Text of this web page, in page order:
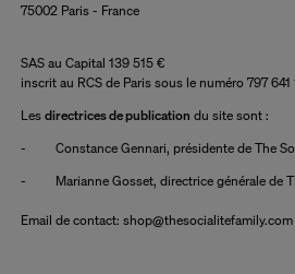
75002 Paris - France
SAS au Capital 139 515 €
inscrit au RCS de Paris sous le numéro 797 641
Les directrices de publication du site sont :
- Constance Gennari, présidente de The
- Marianne Gosset, directrice générale de
Email de contact: shop@thesocialitefamily.com